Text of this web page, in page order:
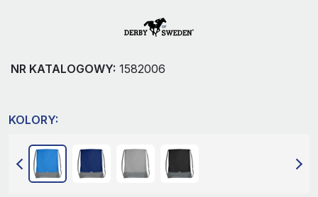
NR KATALOGOWY: 1582006
KOLORY: